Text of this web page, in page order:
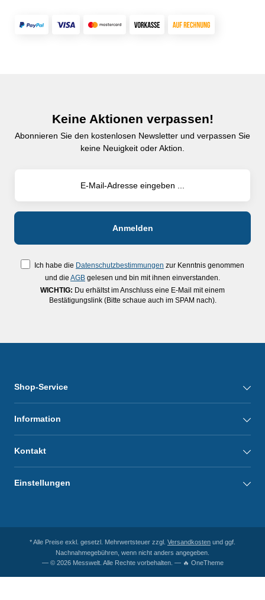
Keine Aktionen verpassen!
Abonnieren Sie den kostenlosen Newsletter und verpassen Sie
keine Neuigkeit oder Aktion.
Ich habe die Datenschutzbestimmungen zur Kenntnis genommen
und die AGB gelesen und bin mit ihnen einverstanden.
WICHTIG: Du erhältst im Anschluss eine E-Mail mit einem
Bestätigungslink (Bitte schaue auch im SPAM nach).
Shop-Service
Information
Kontakt
Einstellungen
* Alle Preise exkl. gesetzl. Mehrwertsteuer zzgl. Versandkosten und ggf.
Nachnahmegebühren, wenn nicht anders angegeben.
— © 2026 Messwelt. Alle Rechte vorbehalten. — 🔥 OneTheme